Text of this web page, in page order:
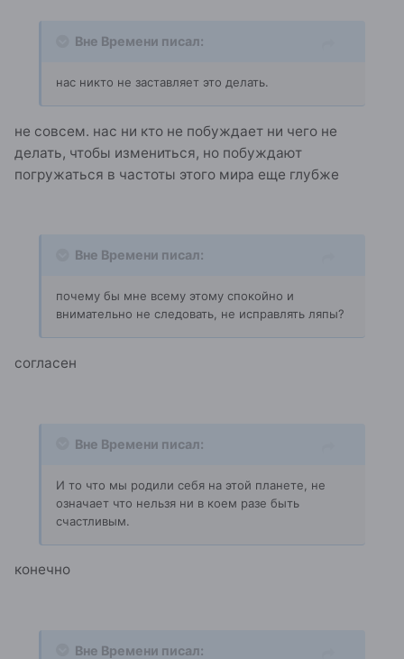
Вне Времени писал:
нас никто не заставляет это делать.
не совсем. нас ни кто не побуждает ни чего не
делать, чтобы измениться, но побуждают
погружаться в частоты этого мира еще глубже
Вне Времени писал:
почему бы мне всему этому спокойно и
внимательно не следовать, не исправлять ляпы?
согласен
Вне Времени писал:
И то что мы родили себя на этой планете, не
означает что нельзя ни в коем разе быть
счастливым.
конечно
Вне Времени писал: